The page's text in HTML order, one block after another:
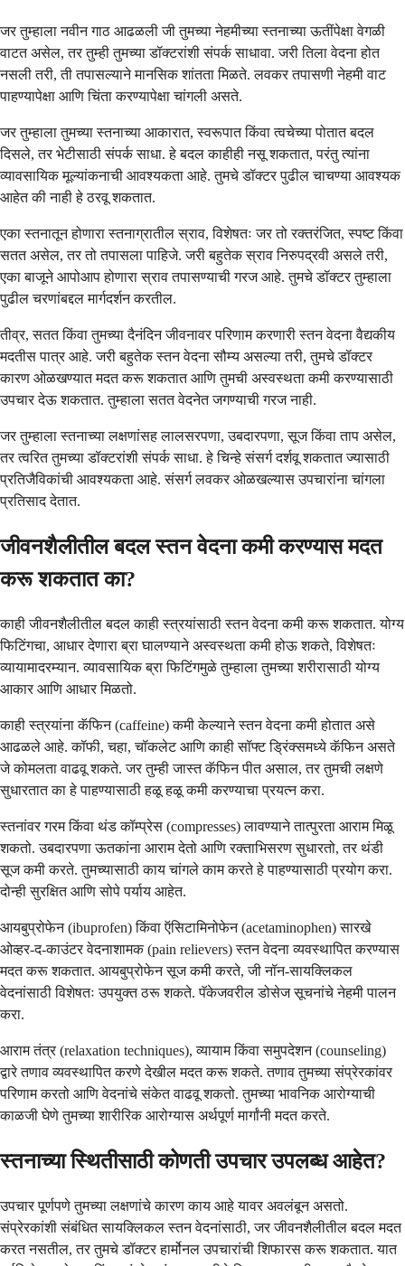
जर तुम्हाला नवीन गाठ आढळली जी तुमच्या नेहमीच्या स्तनाच्या ऊतींपेक्षा वेगळी
वाटत असेल, तर तुम्ही तुमच्या डॉक्टरांशी संपर्क साधावा. जरी तिला वेदना होत
नसली तरी, ती तपासल्याने मानसिक शांतता मिळते. लवकर तपासणी नेहमी वाट
पाहण्यापेक्षा आणि चिंता करण्यापेक्षा चांगली असते.
जर तुम्हाला तुमच्या स्तनाच्या आकारात, स्वरूपात किंवा त्वचेच्या पोतात बदल
दिसले, तर भेटीसाठी संपर्क साधा. हे बदल काहीही नसू शकतात, परंतु त्यांना
व्यावसायिक मूल्यांकनाची आवश्यकता आहे. तुमचे डॉक्टर पुढील चाचण्या आवश्यक
आहेत की नाही हे ठरवू शकतात.
एका स्तनातून होणारा स्तनाग्रातील स्राव, विशेषतः जर तो रक्तरंजित, स्पष्ट किंवा
सतत असेल, तर तो तपासला पाहिजे. जरी बहुतेक स्राव निरुपद्रवी असले तरी,
एका बाजूने आपोआप होणारा स्राव तपासण्याची गरज आहे. तुमचे डॉक्टर तुम्हाला
पुढील चरणांबद्दल मार्गदर्शन करतील.
तीव्र, सतत किंवा तुमच्या दैनंदिन जीवनावर परिणाम करणारी स्तन वेदना वैद्यकीय
मदतीस पात्र आहे. जरी बहुतेक स्तन वेदना सौम्य असल्या तरी, तुमचे डॉक्टर
कारण ओळखण्यात मदत करू शकतात आणि तुमची अस्वस्थता कमी करण्यासाठी
उपचार देऊ शकतात. तुम्हाला सतत वेदनेत जगण्याची गरज नाही.
जर तुम्हाला स्तनाच्या लक्षणांसह लालसरपणा, उबदारपणा, सूज किंवा ताप असेल,
तर त्वरित तुमच्या डॉक्टरांशी संपर्क साधा. हे चिन्हे संसर्ग दर्शवू शकतात ज्यासाठी
प्रतिजैविकांची आवश्यकता आहे. संसर्ग लवकर ओळखल्यास उपचारांना चांगला
प्रतिसाद देतात.
जीवनशैलीतील बदल स्तन वेदना कमी करण्यास मदत
करू शकतात का?
काही जीवनशैलीतील बदल काही स्त्रयांसाठी स्तन वेदना कमी करू शकतात. योग्य
फिटिंगचा, आधार देणारा ब्रा घालण्याने अस्वस्थता कमी होऊ शकते, विशेषतः
व्यायामादरम्यान. व्यावसायिक ब्रा फिटिंगमुळे तुम्हाला तुमच्या शरीरासाठी योग्य
आकार आणि आधार मिळतो.
काही स्त्रयांना कॅफिन (caffeine) कमी केल्याने स्तन वेदना कमी होतात असे
आढळले आहे. कॉफी, चहा, चॉकलेट आणि काही सॉफ्ट ड्रिंक्समध्ये कॅफिन असते
जे कोमलता वाढवू शकते. जर तुम्ही जास्त कॅफिन पीत असाल, तर तुमची लक्षणे
सुधारतात का हे पाहण्यासाठी हळू हळू कमी करण्याचा प्रयत्न करा.
स्तनांवर गरम किंवा थंड कॉम्प्रेस (compresses) लावण्याने तात्पुरता आराम मिळू
शकतो. उबदारपणा ऊतकांना आराम देतो आणि रक्ताभिसरण सुधारतो, तर थंडी
सूज कमी करते. तुमच्यासाठी काय चांगले काम करते हे पाहण्यासाठी प्रयोग करा.
दोन्ही सुरक्षित आणि सोपे पर्याय आहेत.
आयबुप्रोफेन (ibuprofen) किंवा ऍसिटामिनोफेन (acetaminophen) सारखे
ओव्हर-द-काउंटर वेदनाशामक (pain relievers) स्तन वेदना व्यवस्थापित करण्यास
मदत करू शकतात. आयबुप्रोफेन सूज कमी करते, जी नॉन-सायक्लिकल
वेदनांसाठी विशेषतः उपयुक्त ठरू शकते. पॅकेजवरील डोसेज सूचनांचे नेहमी पालन
करा.
आराम तंत्र (relaxation techniques), व्यायाम किंवा समुपदेशन (counseling)
द्वारे तणाव व्यवस्थापित करणे देखील मदत करू शकते. तणाव तुमच्या संप्रेरकांवर
परिणाम करतो आणि वेदनांचे संकेत वाढवू शकतो. तुमच्या भावनिक आरोग्याची
काळजी घेणे तुमच्या शारीरिक आरोग्यास अर्थपूर्ण मार्गांनी मदत करते.
स्तनाच्या स्थितीसाठी कोणती उपचार उपलब्ध आहेत?
उपचार पूर्णपणे तुमच्या लक्षणांचे कारण काय आहे यावर अवलंबून असतो.
संप्रेरकांशी संबंधित सायक्लिकल स्तन वेदनांसाठी, जर जीवनशैलीतील बदल मदत
करत नसतील, तर तुमचे डॉक्टर हार्मोनल उपचारांची शिफारस करू शकतात. यात